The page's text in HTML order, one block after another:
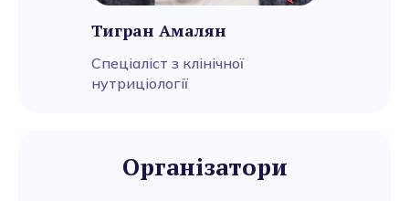
Тигран Амалян
Спеціаліст з клінічної
нутриціології
Організатори